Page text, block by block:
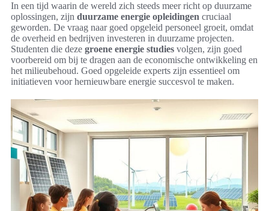
In een tijd waarin de wereld zich steeds meer richt op duurzame
oplossingen, zijn duurzame energie opleidingen cruciaal
geworden. De vraag naar goed opgeleid personeel groeit, omdat
de overheid en bedrijven investeren in duurzame projecten.
Studenten die deze groene energie studies volgen, zijn goed
voorbereid om bij te dragen aan de economische ontwikkeling en
het milieubehoud. Goed opgeleide experts zijn essentieel om
initiatieven voor hernieuwbare energie succesvol te maken.